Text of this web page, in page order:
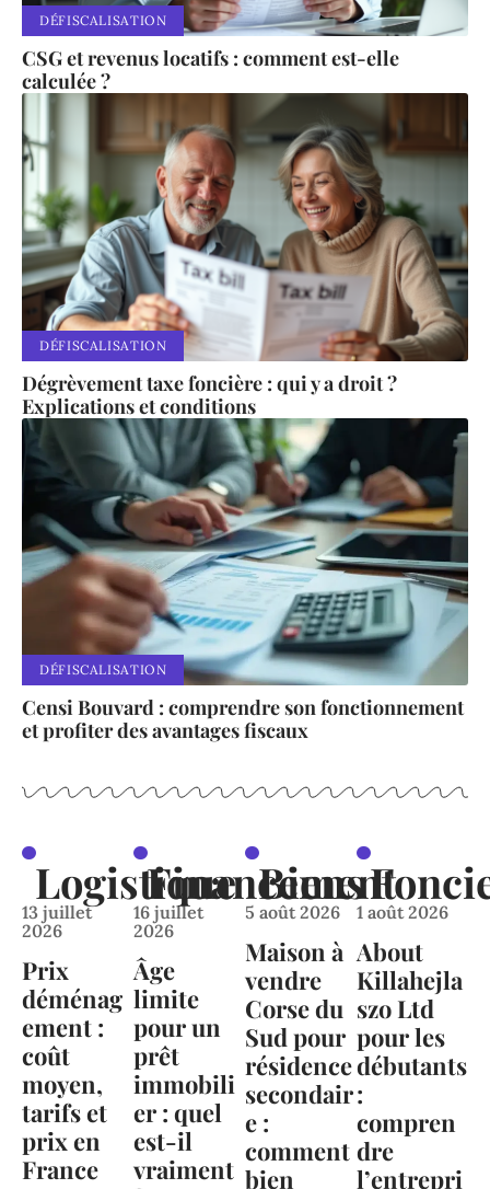
DÉFISCALISATION
CSG et revenus locatifs : comment est-elle
calculée ?
DÉFISCALISATION
Dégrèvement taxe foncière : qui y a droit ?
Explications et conditions
DÉFISCALISATION
Censi Bouvard : comprendre son fonctionnement
et profiter des avantages fiscaux
Logistique
13 juillet
2026
Prix
déménag
ement :
coût
moyen,
tarifs et
prix en
France
Financement
16 juillet
2026
Âge
limite
pour un
prêt
immobili
er : quel
est-il
vraiment
Biens
5 août 2026
Maison à
vendre
Corse du
Sud pour
résidence
secondair
e :
comment
bien
1 août 2026
About
Killahejla
szo Ltd
pour les
débutants
:
compren
dre
l’entrepri